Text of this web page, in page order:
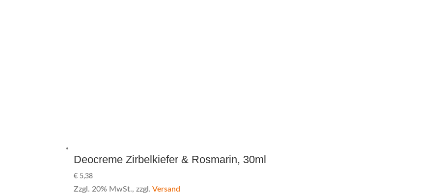
Deocreme Zirbelkiefer & Rosmarin, 30ml
€ 5,38
Zzgl. 20% MwSt., zzgl.Versand